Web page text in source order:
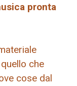
pronta
che
cose dal